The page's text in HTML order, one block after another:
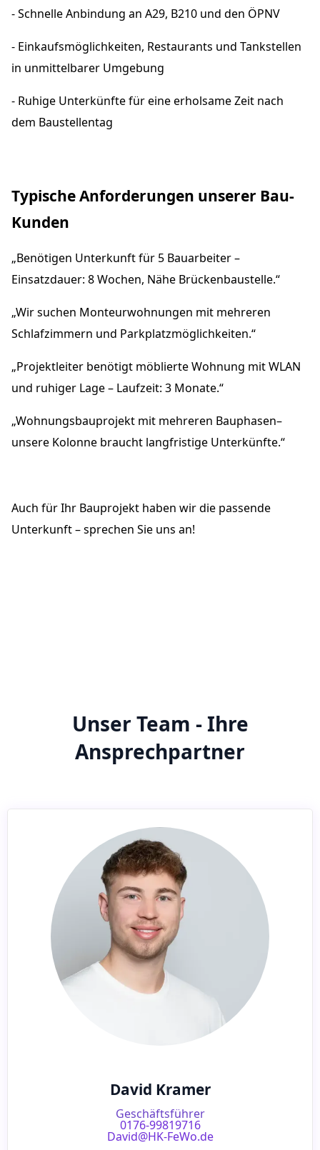
- Schnelle Anbindung an A29, B210 und den ÖPNV
- Einkaufsmöglichkeiten, Restaurants und Tankstellen
in unmittelbarer Umgebung
- Ruhige Unterkünfte für eine erholsame Zeit nach
dem Baustellentag
Typische Anforderungen unserer Bau-
Kunden
„Benötigen Unterkunft für 5 Bauarbeiter –
Einsatzdauer: 8 Wochen, Nähe Brückenbaustelle.“
„Wir suchen Monteurwohnungen mit mehreren
Schlafzimmern und Parkplatzmöglichkeiten.“
„Projektleiter benötigt möblierte Wohnung mit WLAN
und ruhiger Lage – Laufzeit: 3 Monate.“
„Wohnungsbauprojekt mit mehreren Bauphasen–
unsere Kolonne braucht langfristige Unterkünfte.“
Auch für Ihr Bauprojekt haben wir die passende
Unterkunft – sprechen Sie uns an!
Unser Team - Ihre
Ansprechpartner
David Kramer
Geschäftsführer
0176-99819716
David@HK-FeWo.de